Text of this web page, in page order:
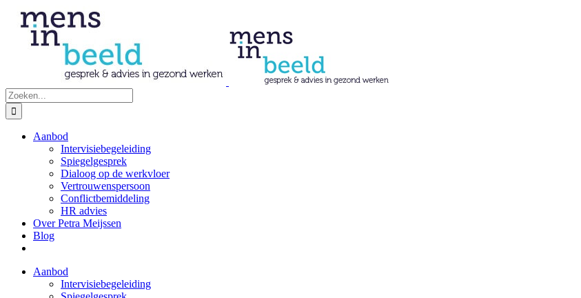
naar
inhoud
Zoeken
naar:
Aanbod
Intervisiebegeleiding
Spiegelgesprek
Dialoog op de werkvloer
Vertrouwenspersoon
Conflictbemiddeling
HR advies
Over Petra Meijssen
Blog
Aanbod
Intervisiebegeleiding